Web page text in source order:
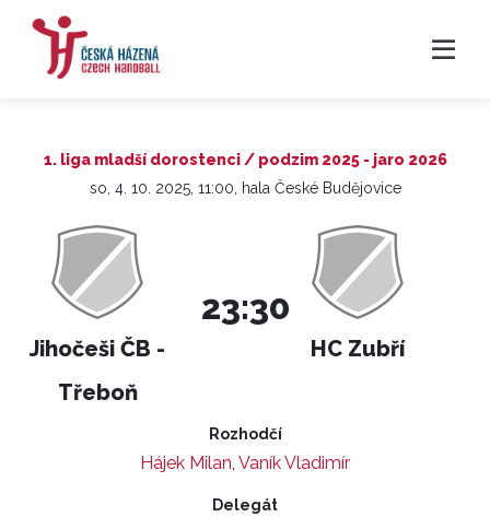
1. liga mladší dorostenci / podzim 2025 - jaro 2026
so, 4. 10. 2025, 11:00, hala České Budějovice
Jihočeši ČB -
Třeboň
23:30
HC Zubří
Rozhodčí
Hájek Milan, Vaník Vladimír
Delegát